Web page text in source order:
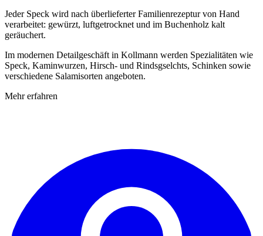
Jeder Speck wird nach überlieferter Familienrezeptur von Hand
verarbeitet: gewürzt, luftgetrocknet und im Buchenholz kalt
geräuchert.
Im modernen Detailgeschäft in Kollmann werden Spezialitäten wie
Speck, Kaminwurzen, Hirsch- und Rindsgselchts, Schinken sowie
verschiedene Salamisorten angeboten.
Mehr erfahren